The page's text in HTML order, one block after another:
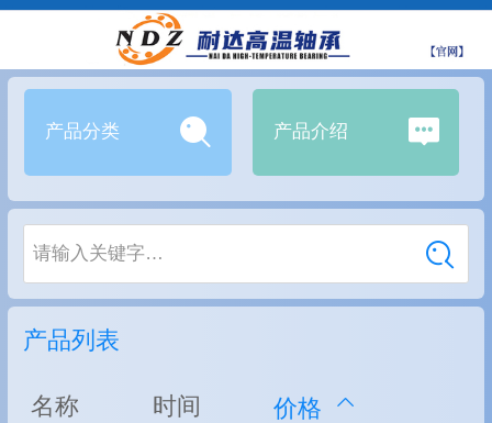
产品分类 产品介绍
请输入关键字…
产品列表
名称 时间 价格